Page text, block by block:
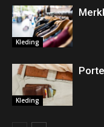
Kleding
Kleding